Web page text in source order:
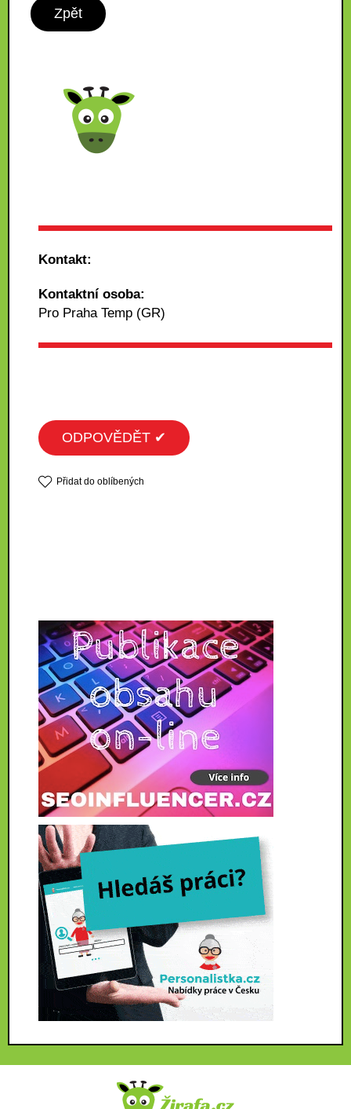
Zpět
Kontakt:
Kontaktní osoba:
Pro Praha Temp (GR)
ODPOVĚDĚT ✔
Přidat do oblíbených